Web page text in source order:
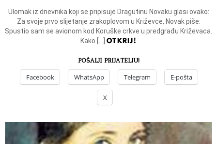
Ulomak iz dnevnika koji se pripisuje Dragutinu Novaku glasi ovako:
Za svoje prvo slijetanje zrakoplovom u Križevce, Novak piše:
Spustio sam se avionom kod Koruške crkve u predgrađu Križevaca.
Kako […] OTKRIJ!
POŠALJI PRIJATELJU!
Facebook WhatsApp Telegram E-pošta
X